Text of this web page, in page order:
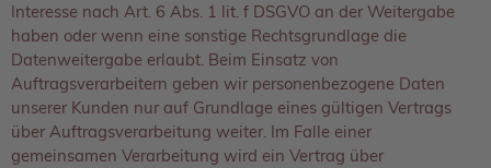
Interesse nach Art. 6 Abs. 1 lit. f DSGVO an der Weitergabe
haben oder wenn eine sonstige Rechtsgrundlage die
Datenweitergabe erlaubt. Beim Einsatz von
Auftragsverarbeitern geben wir personenbezogene Daten
unserer Kunden nur auf Grundlage eines gültigen Vertrags
über Auftragsverarbeitung weiter. Im Falle einer
gemeinsamen Verarbeitung wird ein Vertrag über